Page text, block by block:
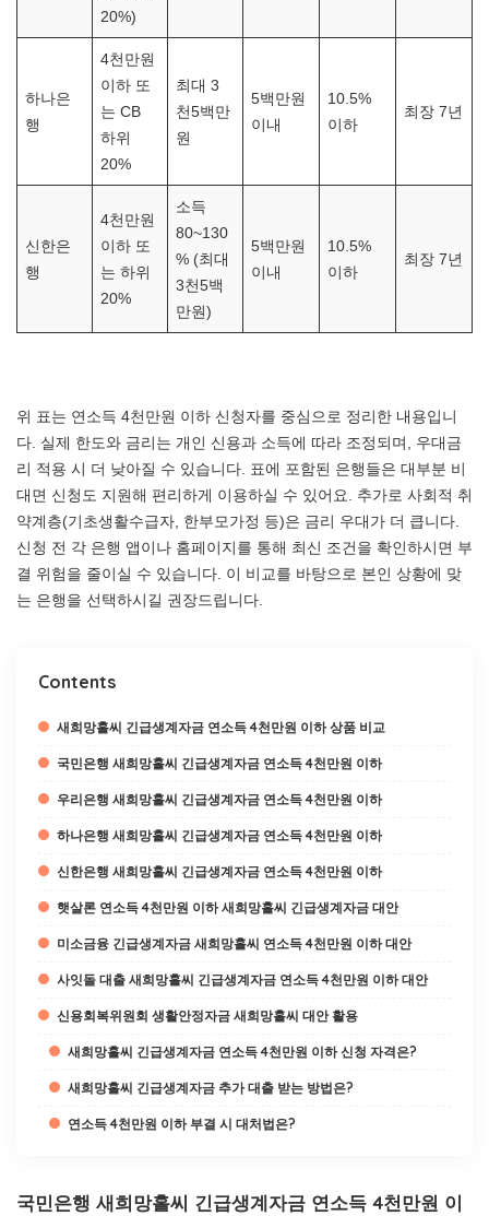
20%)
하나은
행
4천만원
이하 또
는 CB
하위
20%
최대 3
천5백만
원
5백만원
이내
10.5%
이하
최장 7년
신한은
행
4천만원
이하 또
는 하위
20%
소득
80~130
% (최대
3천5백
만원)
5백만원
이내
10.5%
이하
최장 7년
위 표는 연소득 4천만원 이하 신청자를 중심으로 정리한 내용입니
다. 실제 한도와 금리는 개인 신용과 소득에 따라 조정되며, 우대금
리 적용 시 더 낮아질 수 있습니다. 표에 포함된 은행들은 대부분 비
대면 신청도 지원해 편리하게 이용하실 수 있어요. 추가로 사회적 취
약계층(기초생활수급자, 한부모가정 등)은 금리 우대가 더 큽니다.
신청 전 각 은행 앱이나 홈페이지를 통해 최신 조건을 확인하시면 부
결 위험을 줄이실 수 있습니다. 이 비교를 바탕으로 본인 상황에 맞
는 은행을 선택하시길 권장드립니다.
Contents
새희망홀씨 긴급생계자금 연소득 4천만원 이하 상품 비교
국민은행 새희망홀씨 긴급생계자금 연소득 4천만원 이하
우리은행 새희망홀씨 긴급생계자금 연소득 4천만원 이하
하나은행 새희망홀씨 긴급생계자금 연소득 4천만원 이하
신한은행 새희망홀씨 긴급생계자금 연소득 4천만원 이하
햇살론 연소득 4천만원 이하 새희망홀씨 긴급생계자금 대안
미소금융 긴급생계자금 새희망홀씨 연소득 4천만원 이하 대안
사잇돌 대출 새희망홀씨 긴급생계자금 연소득 4천만원 이하 대안
신용회복위원회 생활안정자금 새희망홀씨 대안 활용
새희망홀씨 긴급생계자금 연소득 4천만원 이하 신청 자격은?
새희망홀씨 긴급생계자금 추가 대출 받는 방법은?
연소득 4천만원 이하 부결 시 대처법은?
국민은행 새희망홀씨 긴급생계자금 연소득 4천만원 이